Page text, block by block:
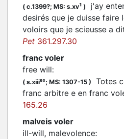
( c.1399?; MS: s.xv1 )
j'ay
desirés que je duisse faire
voloirs que je scieusse a
Pet 361.297.30
franc voler
free will:
( s.xiiiex; MS: 1307-15 )
Totes
franc arbitre e en franc
165.26
malveis voler
ill-will, malevolence: